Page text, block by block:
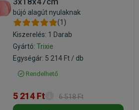
bújó alagút nyulaknak
(1)
Kiszerelés: 1 Darab
Gyártó: Trixie
Egységár: 5 214 Ft / db
Rendelhető
5 214 Ft 6 518 Ft